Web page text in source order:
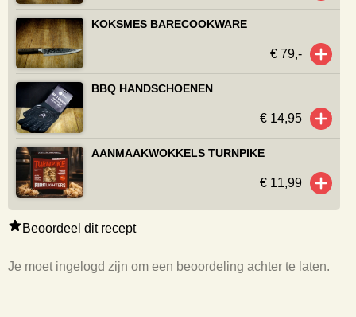
Beoordeel dit recept
Je moet ingelogd zijn om een beoordeling achter te laten.
KOKSMES BARECOOKWARE
€ 79,-
BBQ HANDSCHOENEN
€ 14,95
AANMAAKWOKKELS TURNPIKE
€ 11,99